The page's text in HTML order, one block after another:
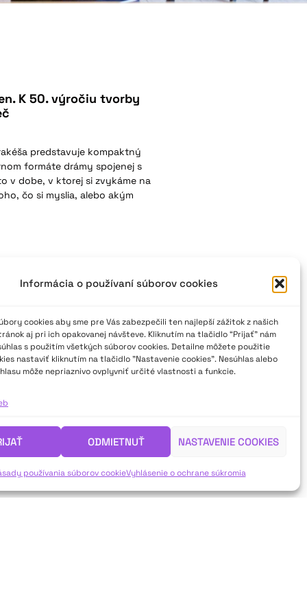
Informácia o používaní súborov cookies
cookies aby sme pre Vás zabezpečili ten najlepší zážitok z našich
aj pri ich opakovanej návšteve. Kliknutím na tlačidlo “Prijať” nám
s použitím všetkých súborov cookies. Detailne môžete použitie
nastaviť kliknutím na tlačidlo "Nastavenie cookies". Nesúhlas alebo
môže nepriaznivo ovplyvniť určité vlastnosti a funkcie.
ODMIETNUŤ NASTAVENIE COOKIES
používania súborov cookieVyhlásenie o ochrane súkromia
K 50. výročiu tvorby
predstavuje kompaktný
formáte drámy spojenej s
v dobe, v ktorej si zvykáme na
čo si myslia, alebo akým